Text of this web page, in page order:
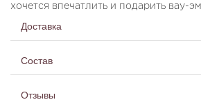
хочется впечатлить и подарить вау-
Доставка
Состав
Отзывы